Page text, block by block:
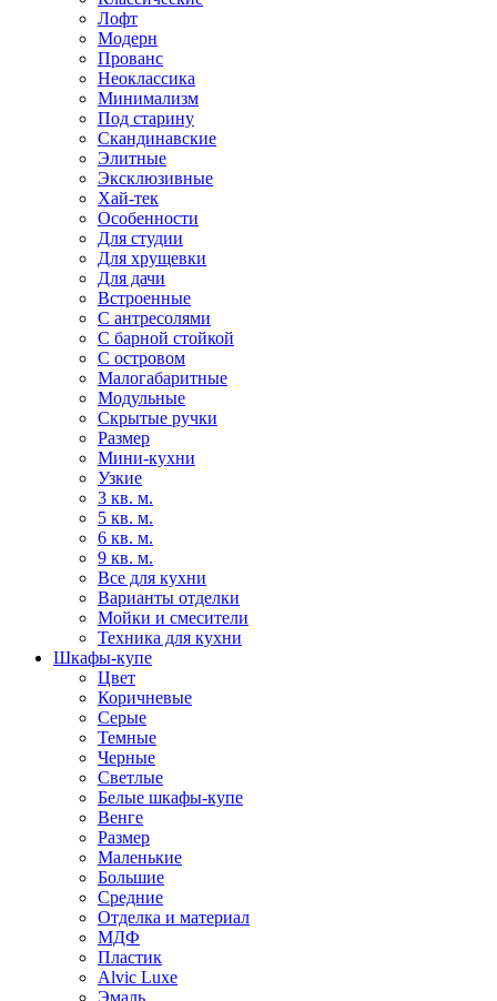
Лофт
Модерн
Прованс
Неоклассика
Минимализм
Под старину
Скандинавские
Элитные
Эксклюзивные
Хай-тек
Особенности
Для студии
Для хрущевки
Для дачи
Встроенные
С антресолями
С барной стойкой
С островом
Малогабаритные
Модульные
Скрытые ручки
Размер
Мини-кухни
Узкие
3 кв. м.
5 кв. м.
6 кв. м.
9 кв. м.
Все для кухни
Варианты отделки
Мойки и смесители
Техника для кухни
Шкафы-купе
Цвет
Коричневые
Серые
Темные
Черные
Светлые
Белые шкафы-купе
Венге
Размер
Маленькие
Большие
Средние
Отделка и материал
МДФ
Пластик
Alvic Luxe
Эмаль